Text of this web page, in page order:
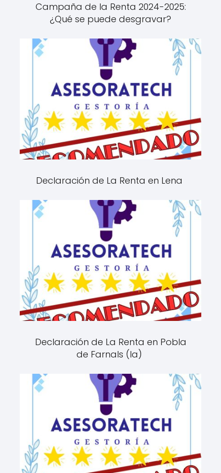
Campaña de la Renta 2024-2025:
¿Qué se puede desgravar?
Declaración de La Renta en Lena
Declaración de La Renta en Pobla
de Farnals (la)